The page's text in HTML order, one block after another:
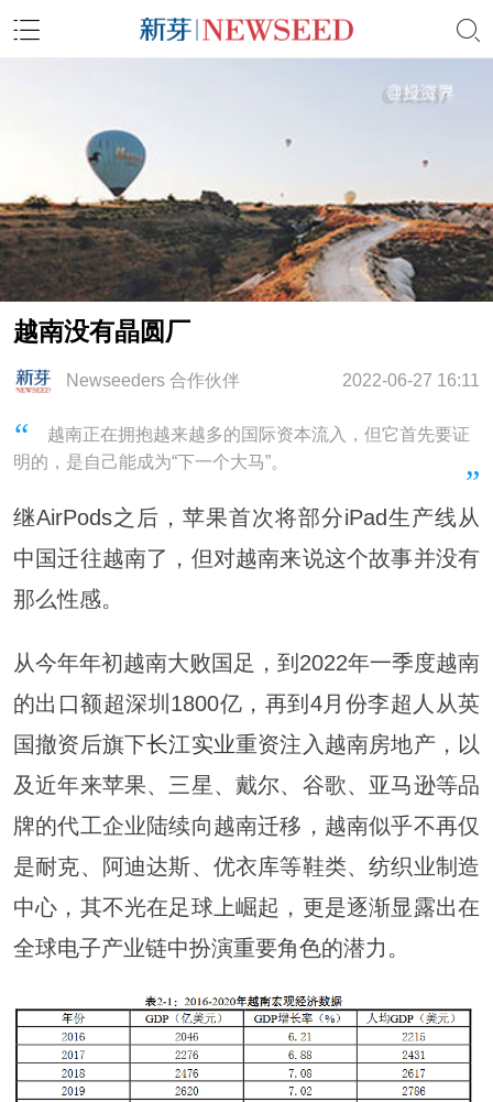
越南没有晶圆厂
2022-06-27 16:11
Newseeders 合作伙伴
越南正在拥抱越来越多的国际资本流入，但它首先要证
明的，是自己能成为“下一个大马”。
继AirPods之后，苹果首次将部分iPad生产线从
中国迁往越南了，但对越南来说这个故事并没有
那么性感。
从今年年初越南大败国足，到2022年一季度越南
的出口额超深圳1800亿，再到4月份李超人从英
国撤资后旗下长江实业重资注入越南房地产，以
及近年来苹果、三星、戴尔、谷歌、亚马逊等品
牌的代工企业陆续向越南迁移，越南似乎不再仅
是耐克、阿迪达斯、优衣库等鞋类、纺织业制造
中心，其不光在足球上崛起，更是逐渐显露出在
全球电子产业链中扮演重要角色的潜力。